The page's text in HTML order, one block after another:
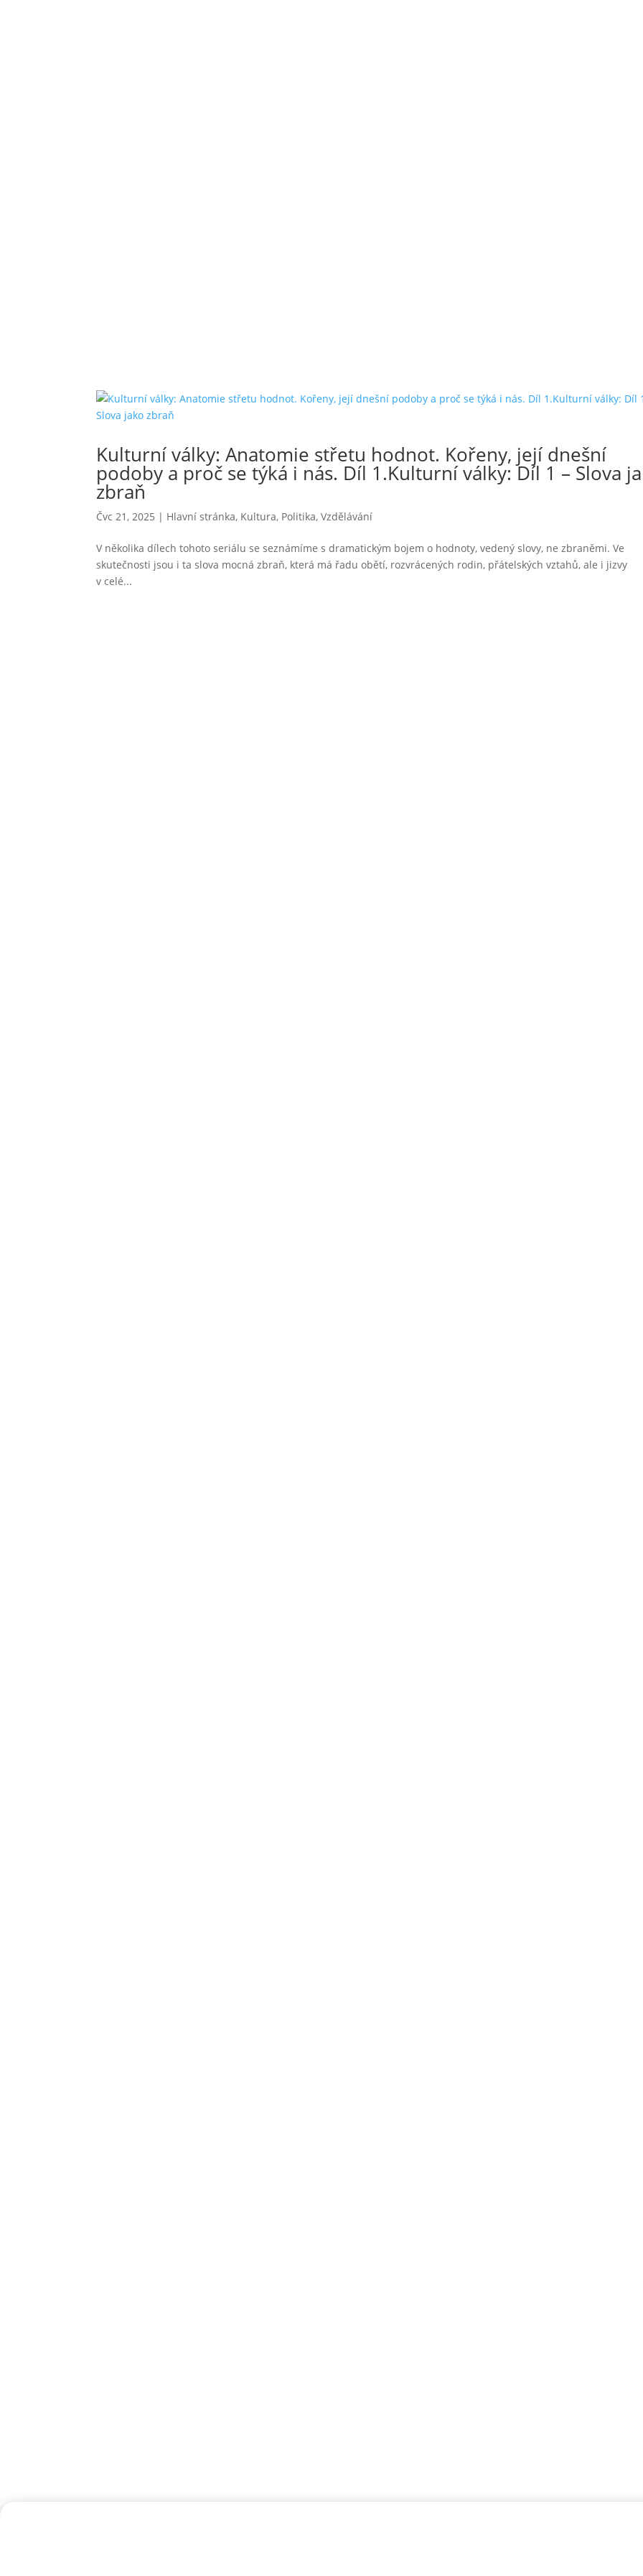
Kulturní války: Anatomie střetu hodnot. Kořeny, její dnešní
podoby a proč se týká i nás. Díl 1.Kulturní války: Díl 1 – Slova
zbraň
Čvc 21, 2025 | Hlavní stránka, Kultura, Politika,Vzdělávání
V několika dílech tohoto seriálu se seznámíme s dramatickým bojem o hodnoty, vedený slovy, ne zbraněmi. Ve
skutečnosti jsou i ta slova mocná zbraň, která má řadu obětí, rozvrácených rodin, přátelských vztahů, ale i jizvy
v celé...